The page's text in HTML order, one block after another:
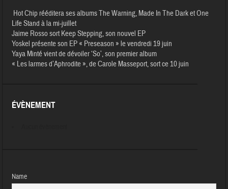
Hot Chip rééditera ses albums The Warning, Made In The Dark et One
Life Stand à la mi-juillet
Jaime Rosso sort Keep Stepping, son nouvel EP
Yoskel présente son EP « Preseason » le vendredi 19 juin
Yaya Minté vient de dévoiler ‘So’, son premier album
« Les larmes d’Aphrodite », de Carole Masseport, sort ce 10 juin
ÉVÈNEMENT
Name